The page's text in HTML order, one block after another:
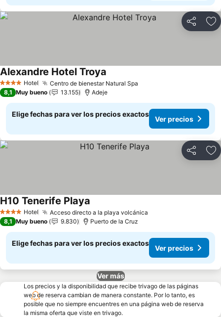
Compartir
4 EstrellasHotel Centro de bienestar Natural Spa
Alexandre Hotel Troya
8,1 Muy bueno 13.155 Adeje
Elige fechas para ver los precios exactos
Ver precios
Compartir
4 EstrellasHotel Acceso directo a la playa volcánica
H10 Tenerife Playa
8,1 Muy bueno 9.830 Puerto de la Cruz
Elige fechas para ver los precios exactos
Ver precios
Ver más
Los precios y la disponibilidad que recibe trivago de las páginas
web de reserva cambian de manera constante. Por lo tanto, es
posible que no siempre encuentres en una página web de reserva
la misma oferta que viste en trivago.